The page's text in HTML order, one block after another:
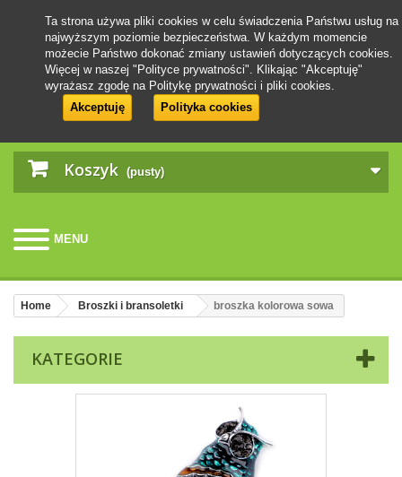
Koszyk (pusty)
MENU
Ta strona używa pliki cookies w celu świadczenia Państwu usług na
najwyższym poziomie bezpieczeństwa. W każdym momencie
możecie Państwo dokonać zmiany ustawień dotyczących cookies.
Więcej w naszej "Polityce prywatności". Klikając "Akceptuję"
wyrażasz zgodę na Politykę prywatności i pliki cookies.
Akceptuję
Polityka cookies
Home Broszki i bransoletki broszka kolorowa sowa
KATEGORIE